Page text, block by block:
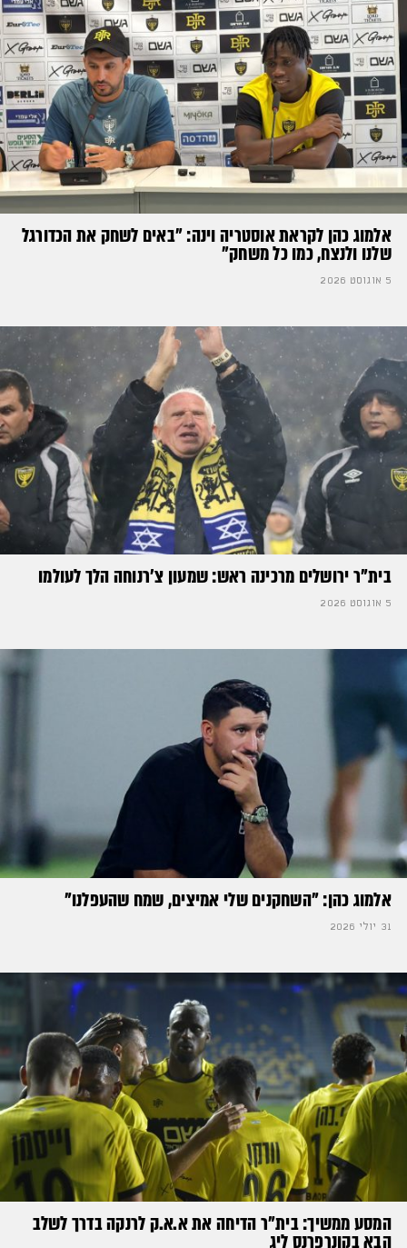
אלמוג כהן לקראת אוסטריה וינה: ״באים לשחק את הכדורגל
שלנו ולנצח, כמו כל משחק״
5 אוגוסט 2026
בית"ר ירושלים מרכינה ראש: שמעון צ'רנוחה הלך לעולמו
5 אוגוסט 2026
אלמוג כהן: "השחקנים שלי אמיצים, שמח שהעפלנו"
31 יולי 2026
המסע ממשיך: בית"ר הדיחה את א.א.ק לרנקה בדרך לשלב
הבא בקונרפרנס ליג